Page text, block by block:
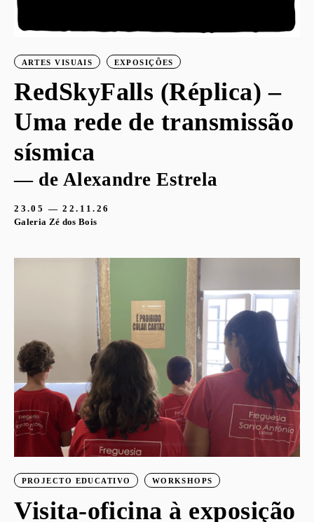
ARTES VISUAIS EXPOSIÇÕES
RedSkyFalls (Réplica) –
Uma rede de transmissão
sísmica
— de Alexandre Estrela
23.05 — 22.11.26
Galeria Zé dos Bois
PROJECTO EDUCATIVO WORKSHOPS
Visita-oficina à exposição